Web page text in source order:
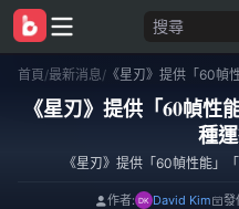
搜尋
首頁/最新消息/
《星刃》提供「60幀
種
《星刃》提供「60幀性能」
作者: David Kim 發